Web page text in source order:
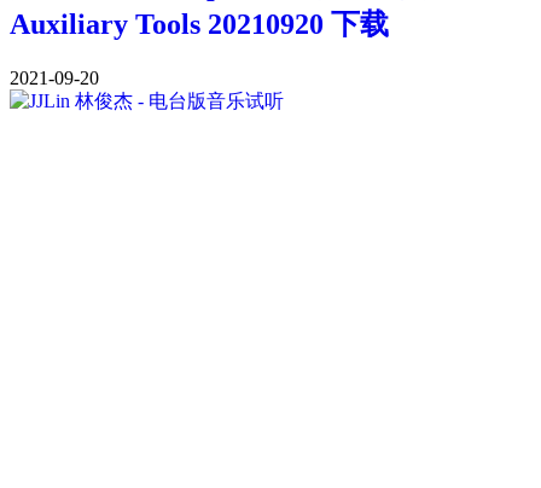
Auxiliary Tools 20210920 下载
2021-09-20